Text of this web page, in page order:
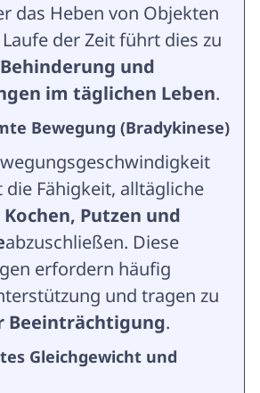
das Heben von Objekten
der Zeit führt dies zu
Behinderung und
im täglichen Leben.
Bewegung (Bradykinese)
Fähigkeit, alltägliche
Kochen, Putzen und
abzuschließen. Diese
erfordern häufig
und tragen zu
.
Gleichgewicht und